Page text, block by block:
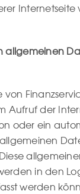
allgemeinen
von
Aufruf der
oder ein
in den
werden